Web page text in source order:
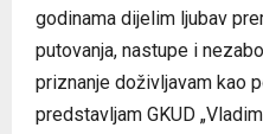
godinama dijelim ljubav
putovanja, nastupe i
priznanje doživljavam kao
predstavljam GKUD